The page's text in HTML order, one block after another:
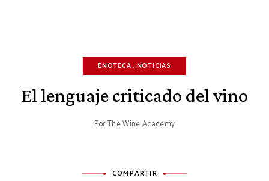
ENOTECA NOTICIAS
El lenguaje criticado del vino
PorThe Wine Academy
COMPARTIR